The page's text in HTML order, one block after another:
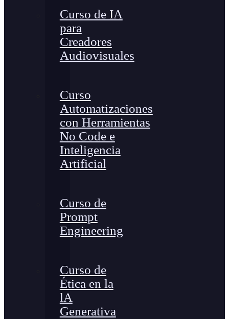
Curso de IA
para
Creadores
Audiovisuales
Curso
Automatizaciones
con Herramientas
No Code e
Inteligencia
Artificial
Curso de
Prompt
Engineering
Curso de
Ética en la
lA
Generativa